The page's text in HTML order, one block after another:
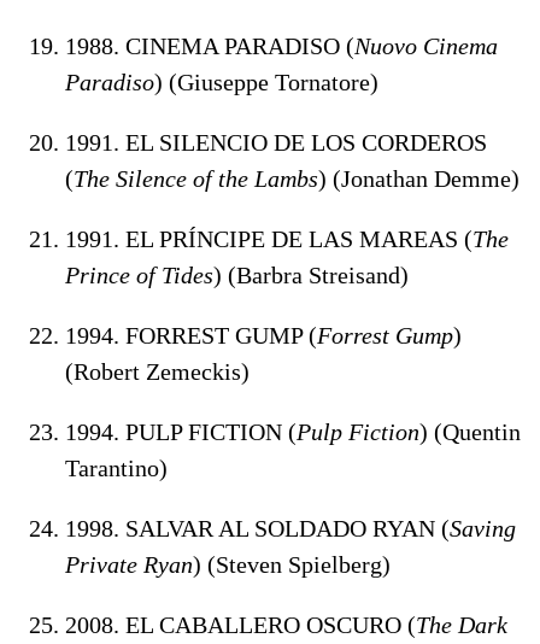
1988. CINEMA PARADISO (Nuovo Cinema
Paradiso) (Giuseppe Tornatore)
1991. EL SILENCIO DE LOS CORDEROS
(The Silence of the Lambs) (Jonathan Demme)
1991. EL PRÍNCIPE DE LAS MAREAS (The
Prince of Tides) (Barbra Streisand)
1994. FORREST GUMP (Forrest Gump)
(Robert Zemeckis)
1994. PULP FICTION (Pulp Fiction) (Quentin
Tarantino)
1998. SALVAR AL SOLDADO RYAN (Saving
Private Ryan) (Steven Spielberg)
2008. EL CABALLERO OSCURO (The Dark